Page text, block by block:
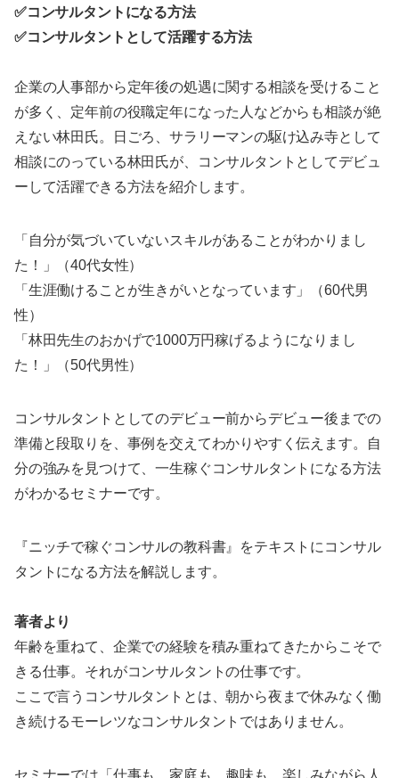
✅コンサルタントになる方法
✅コンサルタントとして活躍する方法
企業の人事部から定年後の処遇に関する相談を受けること
が多く、定年前の役職定年になった人などからも相談が絶
えない林田氏。日ごろ、サラリーマンの駆け込み寺として
相談にのっている林田氏が、コンサルタントとしてデビュ
ーして活躍できる方法を紹介します。
「自分が気づいていないスキルがあることがわかりまし
た！」（40代女性）
「生涯働けることが生きがいとなっています」（60代男
性）
「林田先生のおかげで1000万円稼げるようになりまし
た！」（50代男性）
コンサルタントとしてのデビュー前からデビュー後までの
準備と段取りを、事例を交えてわかりやすく伝えます。自
分の強みを見つけて、一生稼ぐコンサルタントになる方法
がわかるセミナーです。
『ニッチで稼ぐコンサルの教科書』をテキストにコンサル
タントになる方法を解説します。
著者より
年齢を重ねて、企業での経験を積み重ねてきたからこそで
きる仕事。それがコンサルタントの仕事です。
ここで言うコンサルタントとは、朝から夜まで休みなく働
き続けるモーレツなコンサルタントではありません。